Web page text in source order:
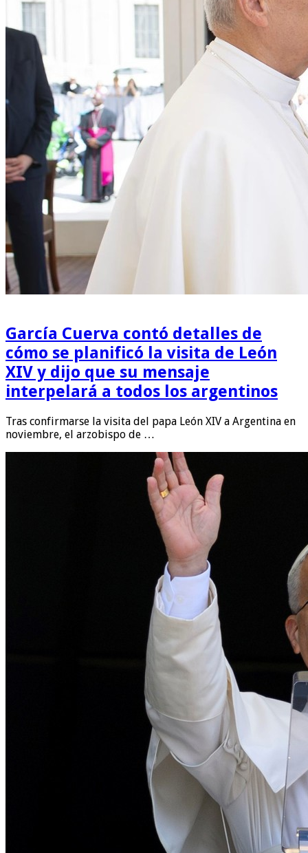
García Cuerva contó detalles de
cómo se planificó la visita de León
XIV y dijo que su mensaje
interpelará a todos los argentinos
Tras confirmarse la visita del papa León XIV a Argentina en
noviembre, el arzobispo de …